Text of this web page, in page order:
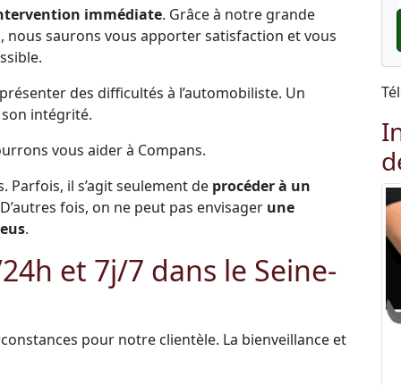
immédiate. Grâce à notre grande
nous saurons vous apporter satisfaction et vous
des difficultés à l’automobiliste. Un
intégrité.
vous aider à Compans.
Parfois, il s’agit seulement de procéder à un
fois, on ne peut pas envisager une
.
et 7j/7 dans le Seine-
pour notre clientèle. La bienveillance et